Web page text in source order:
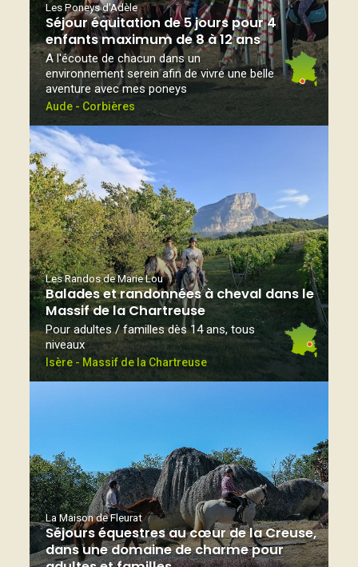
Les Poneys d'Adèle
Séjour équitation de 5 jours pour 4
enfants maximum de 8 à 12 ans
A l'écoute de chacun dans un
environnement serein afin de vivre une belle
aventure avec mes poneys
Aude - Corbières
Les Randos de Marie Lou
Balades et randonnées à cheval dans le
Massif de la Chartreuse
Pour adultes / familles dès 14 ans, tous
niveaux
Isère - Massif de la Chartreuse
La Maison de Fleurat
Séjours équestres au cœur de la Creuse,
dans une domaine de charme pour